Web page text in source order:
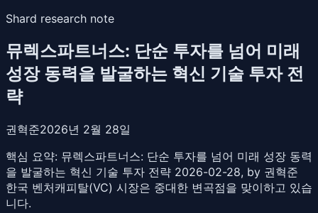
Shard research note
뮤렉스파트너스: 단순 투자를 넘어 미래
성장 동력을 발굴하는 혁신 기술 투자 전
략
권혁준2026년 2월 28일
핵심 요약: 뮤렉스파트너스: 단순 투자를 넘어 미래 성장 동력
을 발굴하는 혁신 기술 투자 전략 2026-02-28, by 권혁준
한국 벤처캐피탈(VC) 시장은 중대한 변곡점을 맞이하고 있습
니다.